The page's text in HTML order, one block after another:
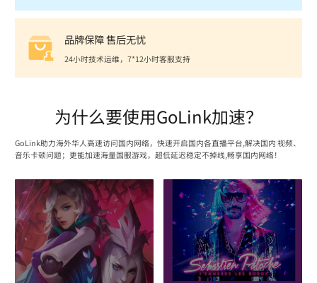
品牌保障 售后无忧
24小时技术运维，7*12小时客服支持
为什么要使用GoLink加速？
GoLink助力海外华人高速访问国内网络，快速开启国内各直播平台,解决国内 视频、
音乐卡顿问题；更能加速海量国服游戏，超低延迟稳定不掉线,畅享国内网络！